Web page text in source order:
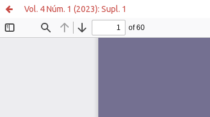
Vol. 4 Núm. 1 (2023): Supl. 1